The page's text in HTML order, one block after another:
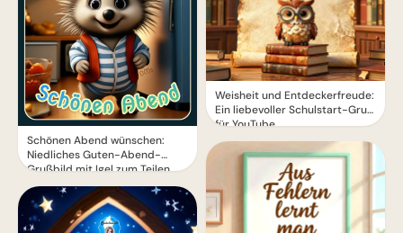
Schönen Abend wünschen:
Niedliches Guten-Abend-
Grußbild mit Igel zum Teilen
Weisheit und Entdeckerfreude:
Ein liebevoller Schulstart-Gruß
für YouTube